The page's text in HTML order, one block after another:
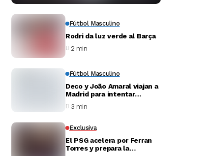
Fútbol Masculino
Rodri da luz verde al Barça
2 min
Fútbol Masculino
Deco y João Amaral viajan a
Madrid para intentar
Julián Álvarez
3 min
Exclusiva
El PSG acelera por Ferran
Torres y prepara la